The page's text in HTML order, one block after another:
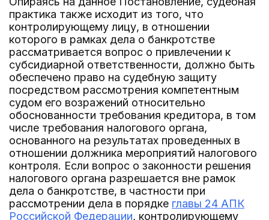
практика также исходит из того, что
контролирующему лицу, в отношении
которого в рамках дела о банкротстве
рассматривается вопрос о привлечении к
субсидиарной ответственности, должно быть
обеспечено право на судебную защиту
посредством рассмотрения компетентным
судом его возражений относительно
обоснованности требования кредитора, в том
числе требования налогового органа,
основанного на результатах проведенных в
отношении должника мероприятий налогового
контроля. Если вопрос о законности решения
налогового органа разрешается вне рамок
дела о банкротстве, в частности при
рассмотрении дела в порядке главы 24 АПК
Российской Федерации, контролирующему